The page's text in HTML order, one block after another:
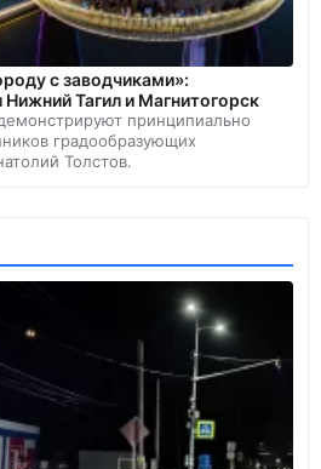
с заводчиками»:
Тагил и Магнитогорск
принципиально
градообразующих
Толстов.